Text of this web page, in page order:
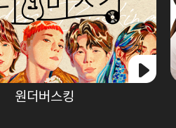
원더버스킹